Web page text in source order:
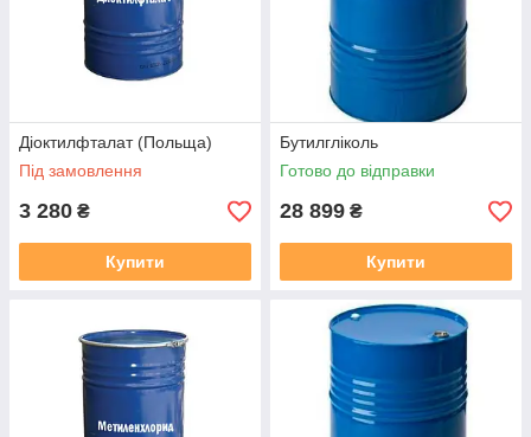
Діоктилфталат (Польща)
Під замовлення
3 280 ₴
Купити
Бутилгліколь
Готово до відправки
28 899 ₴
Купити